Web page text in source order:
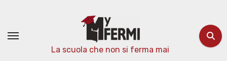
contenuto
La scuola che non si ferma mai